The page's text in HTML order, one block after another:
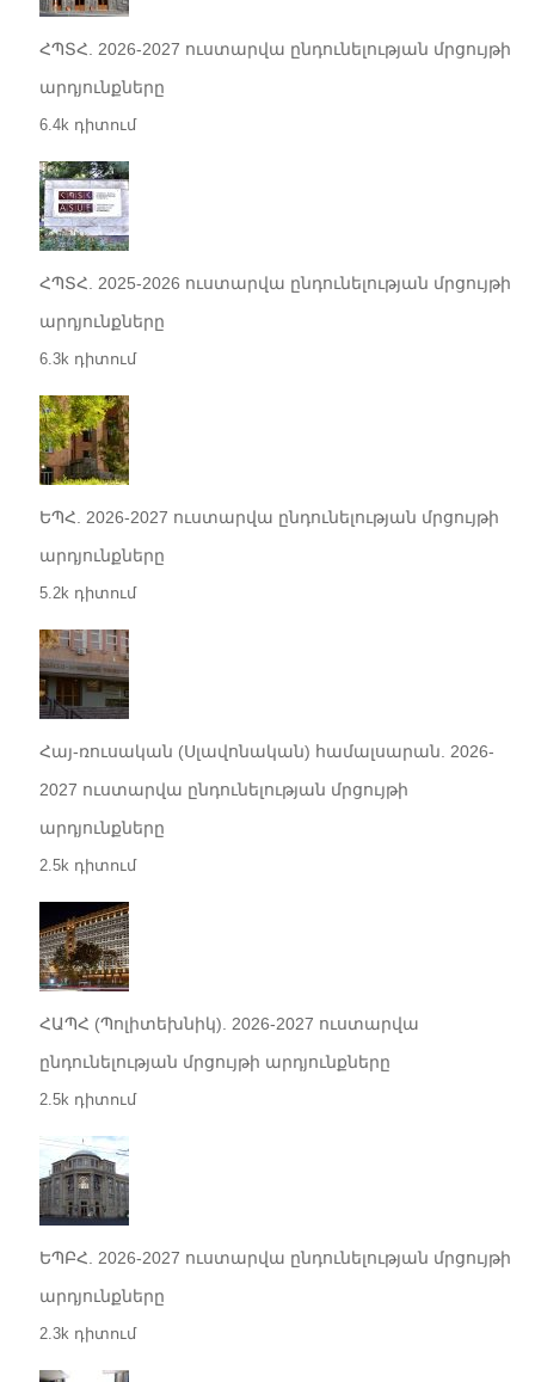
ՀՊՏՀ. 2026-2027 ուստարվա ընդունելության մրցույթի
արդյունքները
6.4k դիտում
ՀՊՏՀ. 2025-2026 ուստարվա ընդունելության մրցույթի
արդյունքները
6.3k դիտում
ԵՊՀ. 2026-2027 ուստարվա ընդունելության մրցույթի
արդյունքները
5.2k դիտում
Հայ-ռուսական (Սլավոնական) համալսարան. 2026-
2027 ուստարվա ընդունելության մրցույթի
արդյունքները
2.5k դիտում
ՀԱՊՀ (Պոլիտեխնիկ). 2026-2027 ուստարվա
ընդունելության մրցույթի արդյունքները
2.5k դիտում
ԵՊԲՀ. 2026-2027 ուստարվա ընդունելության մրցույթի
արդյունքները
2.3k դիտում